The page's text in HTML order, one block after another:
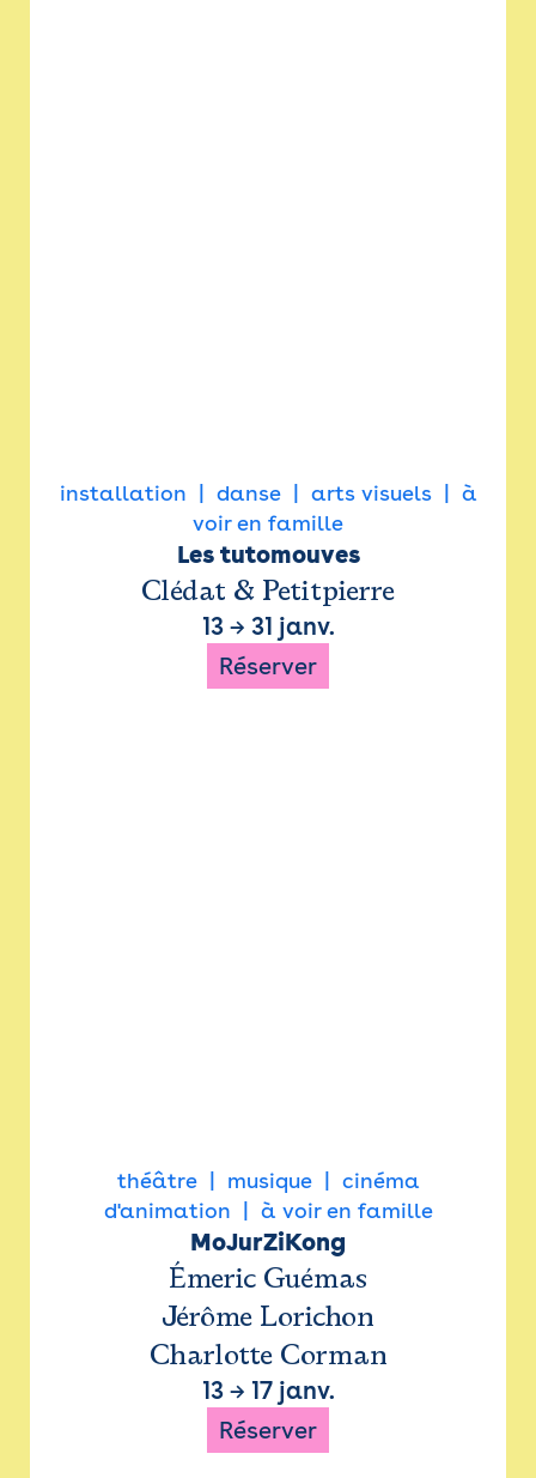
installation danse arts visuels
à
voir en famille
Les tutomouves
Clédat & Petitpierre
13→ 31 janv.
Réserver
théâtre musique
cinéma
d'animation
à voir en famille
MoJurZiKong
Émeric Guémas
Jérôme Lorichon
Charlotte Corman
13→ 17 janv.
Réserver